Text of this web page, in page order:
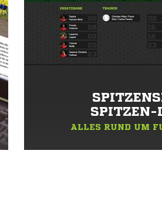
SPITZEN-
ALLES RUND UM